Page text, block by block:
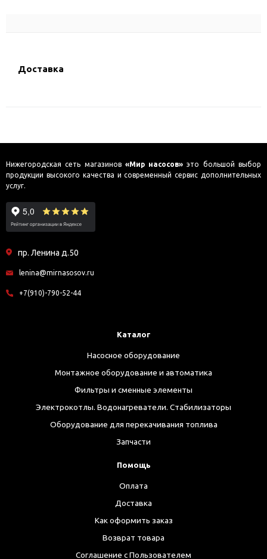
Доставка
Нижегородская сеть магазинов «Мир насосов» это большой выбор
продукции высокого качества и современный сервис дополнительных
услуг.
пр. Ленина д.50
lenina@mirnasosov.ru
+7(910)-790-52-44
Каталог
Насосное оборудование
Монтажное оборудование и автоматика
Фильтры и сменные элементы
Электрокотлы. Водонагреватели. Стабилизаторы
Оборудование для перекачивания топлива
Запчасти
Помощь
Оплата
Доставка
Как оформить заказ
Возврат товара
Соглашение с Пользователем